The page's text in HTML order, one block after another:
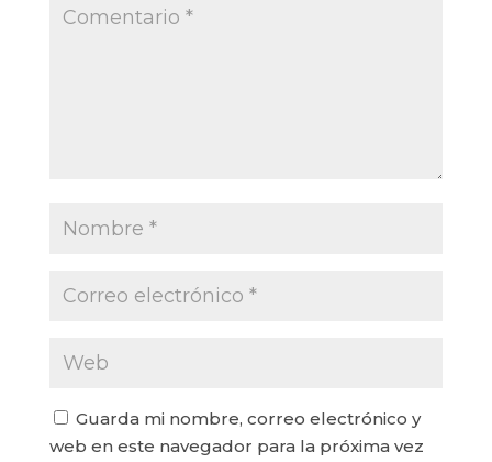
Guarda mi nombre, correo electrónico y
web en este navegador para la próxima vez